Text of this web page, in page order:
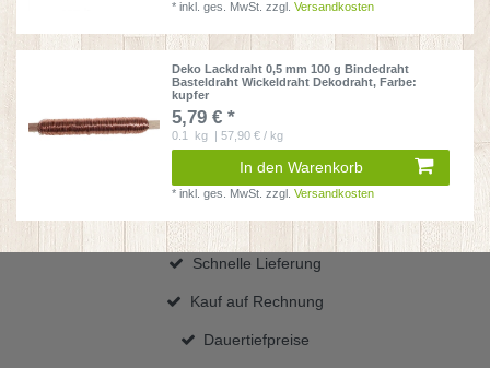
*inkl. ges. MwSt. zzgl.Versandkosten
Deko Lackdraht 0,5 mm 100 g Bindedraht
Basteldraht Wickeldraht Dekodraht, Farbe:
kupfer
5,79 € *
0.1 kg | 57,90 € / kg
In den Warenkorb
*inkl. ges. MwSt. zzgl.Versandkosten
Schnelle Lieferung
Kauf auf Rechnung
Dauertiefpreise